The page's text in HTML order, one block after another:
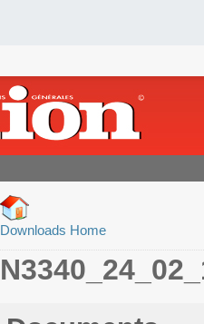
Downloads Home